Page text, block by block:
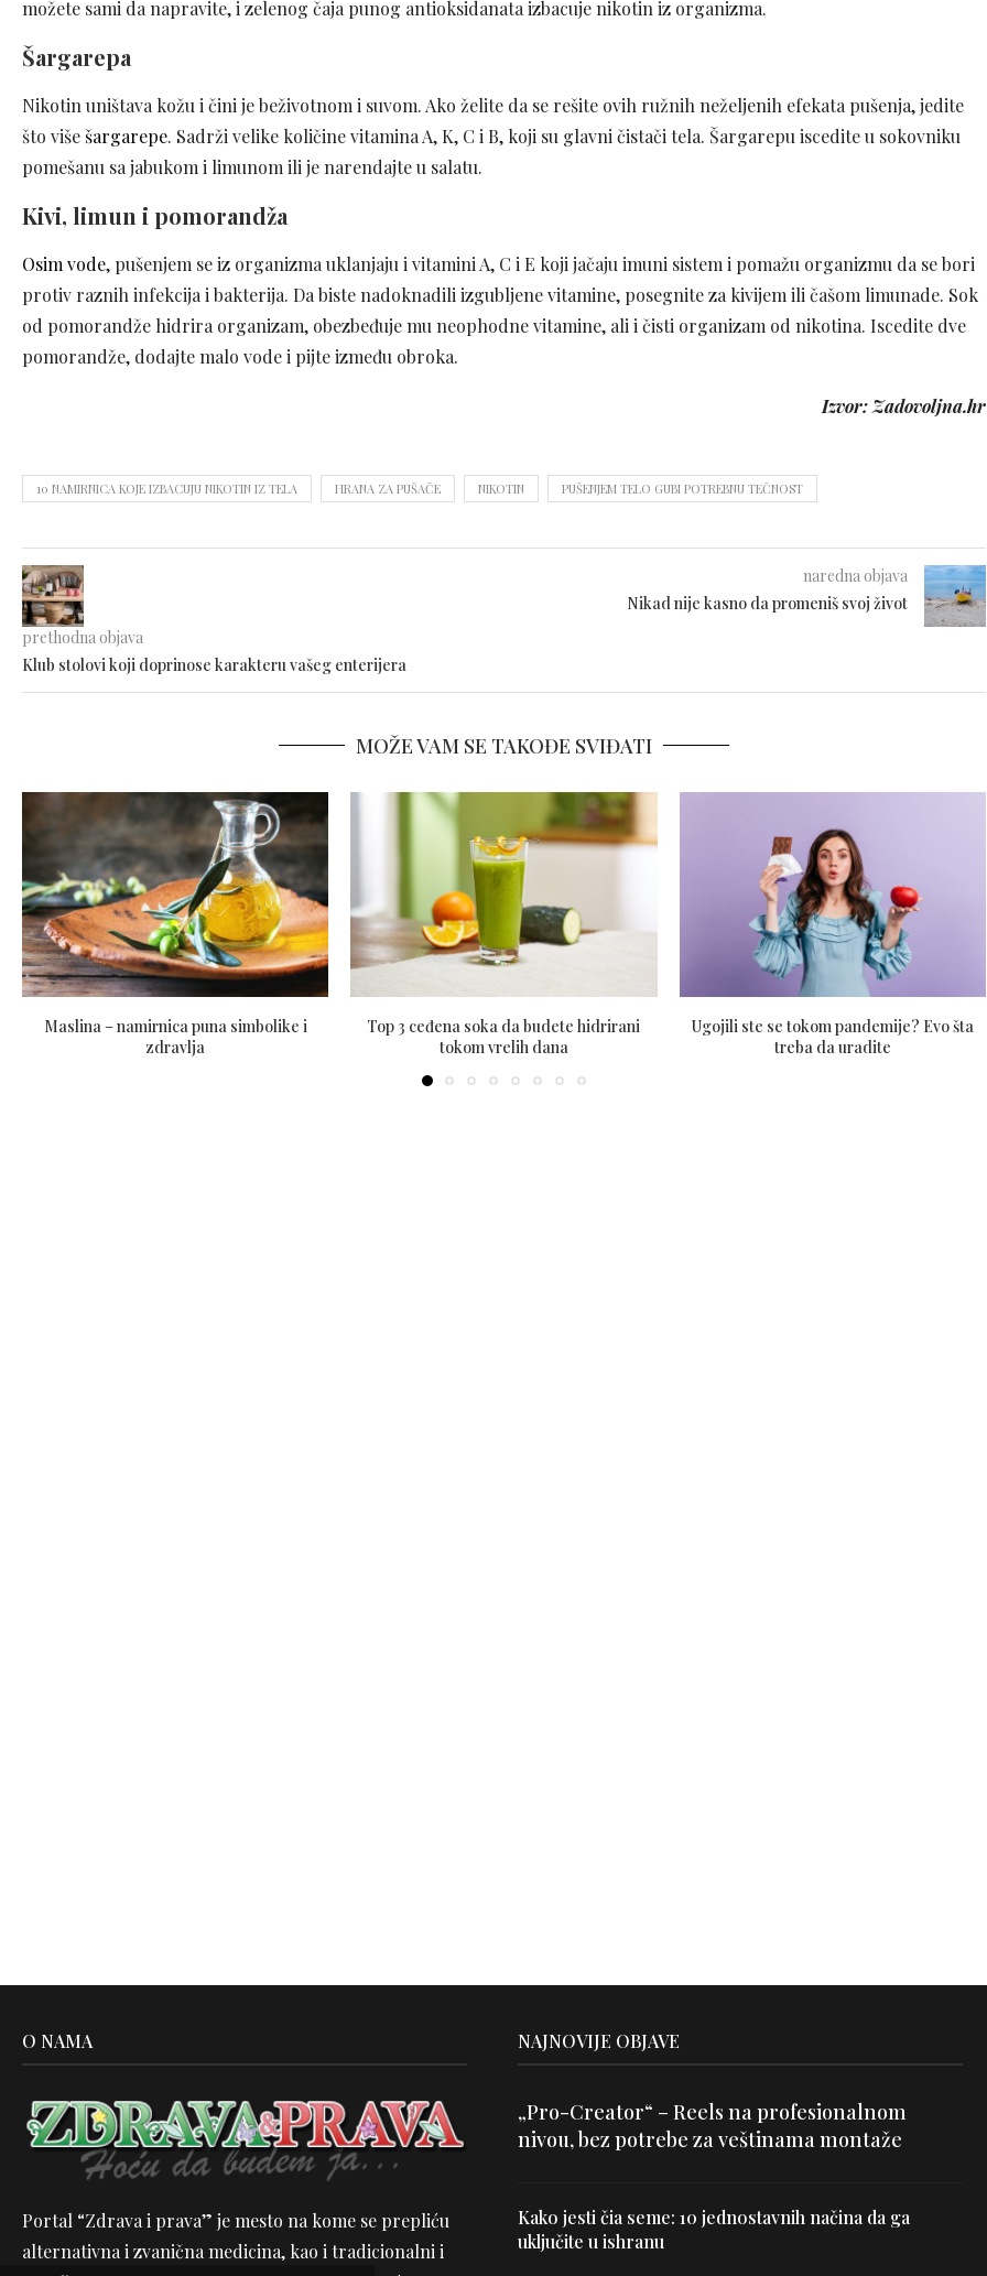
možete sami da napravite, i zelenog čaja punog antioksidanata izbacuje nikotin iz organizma.
Šargarepa
Nikotin uništava kožu i čini je beživotnom i suvom. Ako želite da se rešite ovih ružnih neželjenih efekata pušenja, jedite
što više šargarepe. Sadrži velike količine vitamina A, K, C i B, koji su glavni čistači tela. Šargarepu iscedite u sokovniku
pomešanu sa jabukom i limunom ili je narendajte u salatu.
Kivi, limun i pomorandža
Osim vode, pušenjem se iz organizma uklanjaju i vitamini A, C i E koji jačaju imuni sistem i pomažu organizmu da se bori
protiv raznih infekcija i bakterija. Da biste nadoknadili izgubljene vitamine, posegnite za kivijem ili čašom limunade. Sok
od pomorandže hidrira organizam, obezbeđuje mu neophodne vitamine, ali i čisti organizam od nikotina. Iscedite dve
pomorandže, dodajte malo vode i pijte između obroka.
Izvor: Zadovoljna.hr
10 NAMIRNICA KOJE IZBACUJU NIKOTIN IZ TELA HRANA ZA PUŠAČE NIKOTIN PUŠENJEM TELO GUBI POTREBNU TEČNOST
prethodna objava
Klub stolovi koji doprinose karakteru vašeg enterijera
naredna objava
Nikad nije kasno da promeniš svoj život
MOŽE VAM SE TAKOĐE SVIĐATI
Maslina – namirnica puna simbolike i
zdravlja
Top 3 ceđena soka da budete hidrirani
tokom vrelih dana
Ugojili ste se tokom pandemije? Evo šta
treba da uradite
O NAMA
Portal “Zdrava i prava” je mesto na kome se prepliću
alternativna i zvanična medicina, kao i tradicionalni i
NAJNOVIJE OBJAVE
„Pro-Creator“ – Reels na profesionalnom
nivou, bez potrebe za veštinama montaže
Kako jesti čia seme: 10 jednostavnih načina da ga
uključite u ishranu